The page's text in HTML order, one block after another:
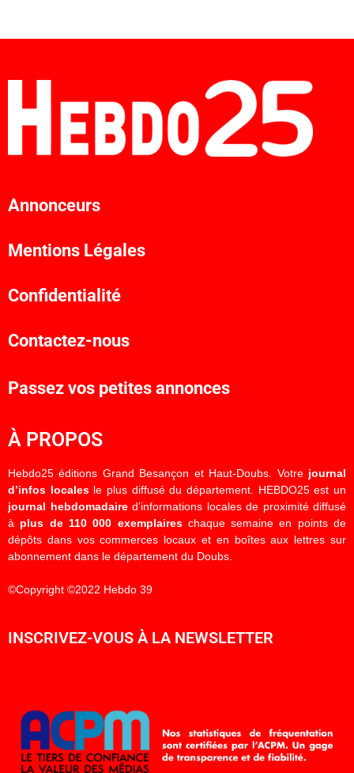
Annonceurs
Mentions Légales
Confidentialité
Contactez-nous
Passez vos petites annonces
À PROPOS
Hebdo25 éditions Grand Besançon et Haut-Doubs. Votre journal
d’infos localesle plus diffusé du département. HEBDO25 est un
journal hebdomadaired’informations locales de proximité diffusé
à plus de 110 000 exemplaireschaque semaine en points de
dépôts dans vos commerces locaux et en boîtes aux lettres sur
abonnement dans le département du Doubs.
©Copyright ©2022 Hebdo 39
INSCRIVEZ-VOUS À LA NEWSLETTER